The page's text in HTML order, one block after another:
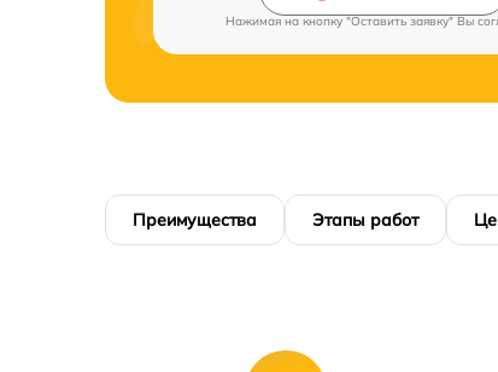
Нажимая на кнопку "Оставить заявку" Вы
Преимущества Этапы работ